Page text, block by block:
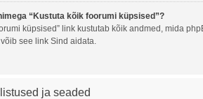
“Kustuta kõik foorumi küpsised”?
küpsised” link kustutab kõik andmed, mida
see link Sind aidata.
ja seaded